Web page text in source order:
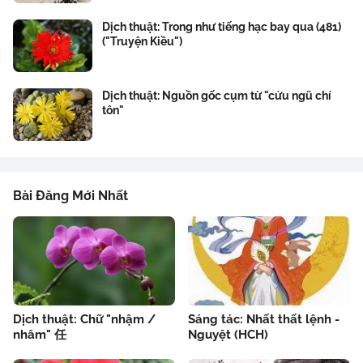
Dịch thuật: Trong như tiếng hạc bay qua (481)
("Truyện Kiều")
Dịch thuật: Nguồn gốc cụm từ "cửu ngũ chí
tôn"
Bài Đăng Mới Nhất
Dịch thuật: Chữ "nhậm /
nhâm" 任
Sáng tác: Nhất thất lệnh -
Nguyệt (HCH)